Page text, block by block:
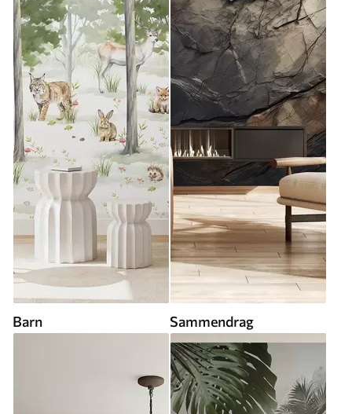
Barn Sammendrag